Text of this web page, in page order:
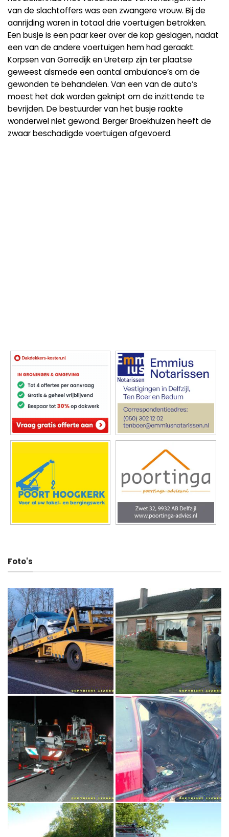
van de slachtoffers was een zwangere vrouw. Bij de
aanrijding waren in totaal drie voertuigen betrokken.
Een busje is een paar keer over de kop geslagen, nadat
een van de andere voertuigen hem had geraakt.
Korpsen van Gorredijk en Ureterp zijn ter plaatse
geweest alsmede een aantal ambulance’s om de
gewonden te behandelen. Van een van de auto’s
moest het dak worden geknipt om de inzittende te
bevrijden. De bestuurder van het busje raakte
wonderwel niet gewond. Berger Broekhuizen heeft de
zwaar beschadigde voertuigen afgevoerd.
Foto's